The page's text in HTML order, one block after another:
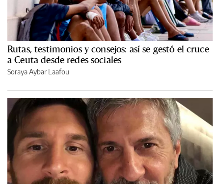
Rutas, testimonios y consejos: así se gestó el cruce
a Ceuta desde redes sociales
Soraya Aybar Laafou